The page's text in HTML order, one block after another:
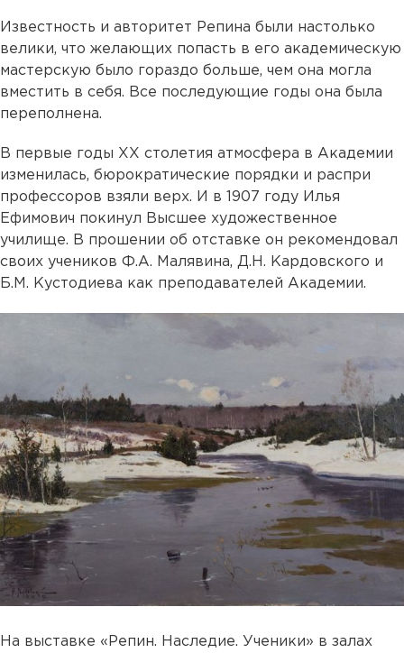
Известность и авторитет Репина были настолько
велики, что желающих попасть в его академическую
мастерскую было гораздо больше, чем она могла
вместить в себя. Все последующие годы она была
переполнена.
В первые годы XX столетия атмосфера в Академии
изменилась, бюрократические порядки и распри
профессоров взяли верх. И в 1907 году Илья
Ефимович покинул Высшее художественное
училище. В прошении об отставке он рекомендовал
своих учеников Ф.А. Малявина, Д.Н. Кардовского и
Б.М. Кустодиева как преподавателей Академии.
На выставке «Репин. Наследие. Ученики» в залах